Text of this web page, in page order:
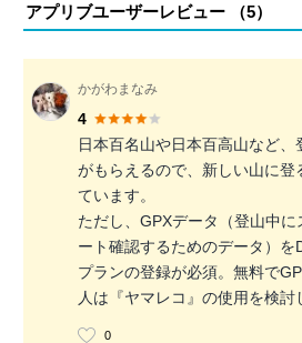
アプリブユーザーレビュー （5）
かがわまなみ
4
日本百名山や日本百高山など
がもらえるので、新しい山に登
ています。
ただし、GPXデータ（登山中
ート確認するためのデータ）を
プランの登録が必須。無料で
人は『ヤマレコ』の使用を検討
0